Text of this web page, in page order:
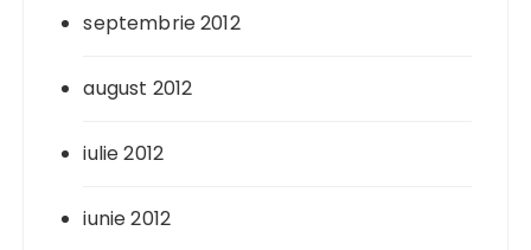
septembrie 2012
august 2012
iulie 2012
iunie 2012